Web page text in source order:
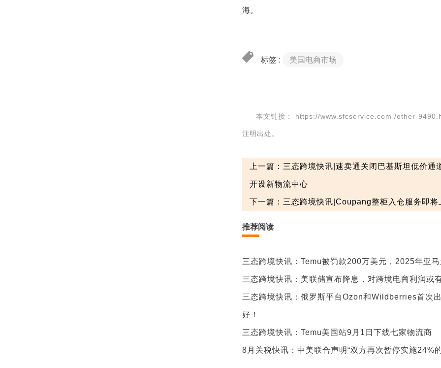
海。
标签 : 美国电商市场
本文链接： https://www.sfcservice.com /other-
注明出处。
上一篇：三态跨境快讯|速卖通关闭巴基斯坦低价
开设新物流中心
下一篇：三态跨境快讯|Coupang整柜入仓服务即
推荐阅读
三态跨境快讯：Temu被罚款200万美元，2025年亚
三态跨境快讯：美联储宣布降息，对跨境电商利润或
三态跨境快讯：俄罗斯平台Ozon和Wildberries首次
好！
三态跨境快讯：Temu美国站9月1日下线七家物流商
8月关税快讯：中美联合声明“双方再次暂停实施24%